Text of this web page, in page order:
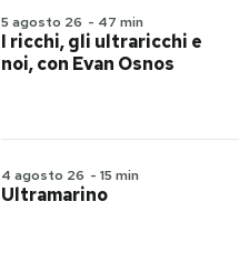
5 agosto 26 - 47 min
I ricchi, gli ultraricchi e
noi, con Evan Osnos
4 agosto 26 - 15 min
Ultramarino